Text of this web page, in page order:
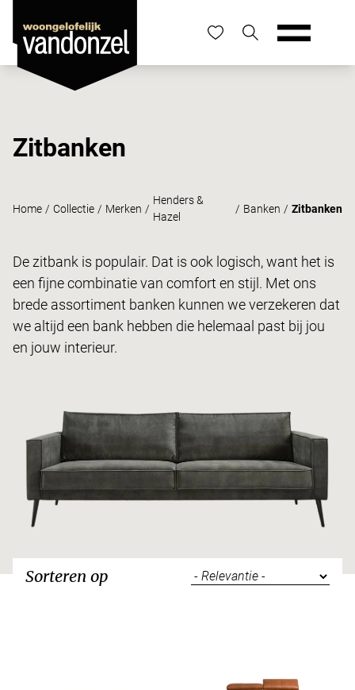
Zitbanken
Home / Collectie / Merken /
Henders &
Hazel
/ Banken / Zitbanken
De zitbank is populair. Dat is ook logisch, want het is
een fijne combinatie van comfort en stijl. Met ons
brede assortiment banken kunnen we verzekeren dat
we altijd een bank hebben die helemaal past bij jou
en jouw interieur.
Sorteren op